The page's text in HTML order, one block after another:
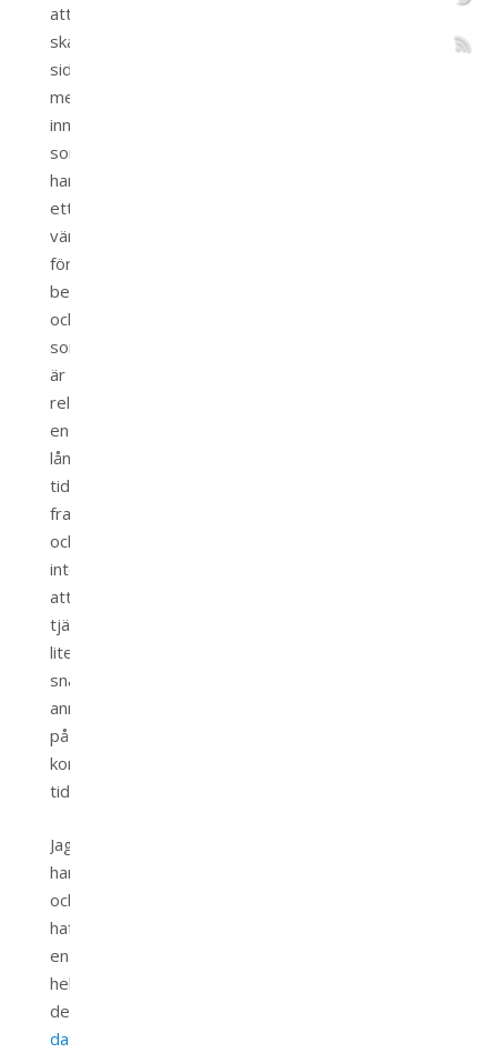
att
skapa
sidor
med
innehåll
som
har
ett
värde
för
besökaren
och
som
är
relevanta
en
lång
tid
framöver
och
inte
att
tjäna
lite
snabba
annonsinkomster
på
kort
tid.
Jag
har
också
haft
en
hel
del
databasproblem